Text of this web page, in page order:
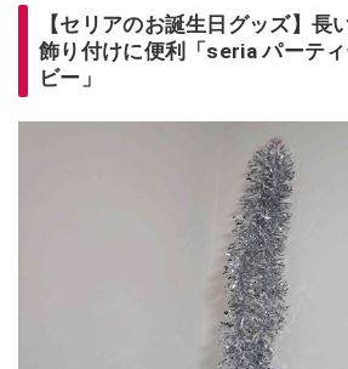
【セリアのお誕生日グッズ】長
飾り付けに便利「seria パーテ
ビー」